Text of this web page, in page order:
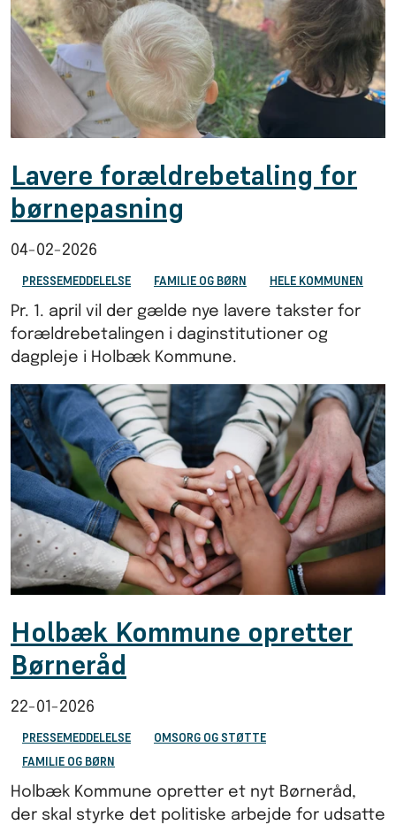
Lavere forældrebetaling for
børnepasning
04-02-2026
PRESSEMEDDELELSE FAMILIE OG BØRN HELE KOMMUNEN
Pr. 1. april vil der gælde nye lavere takster for
forældrebetalingen i daginstitutioner og
dagpleje i Holbæk Kommune.
Holbæk Kommune opretter
Børneråd
22-01-2026
PRESSEMEDDELELSE
OMSORG OG STØTTE
FAMILIE OG BØRN
Holbæk Kommune opretter et nyt Børneråd,
der skal styrke det politiske arbejde for udsatte